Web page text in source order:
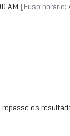
AM [Fuso horário:
repasse os